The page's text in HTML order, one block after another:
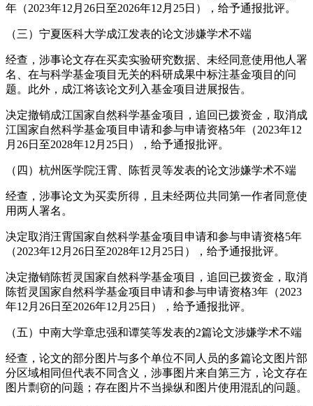
年（2023年12月26日至2026年12月25日），给予通报批评。
（三）宁夏医科大学成江发表的论文涉嫌学术不端
经查，涉事论文存在买卖实验研究数据、未经同意使用他人署
名、在与科学基金项目无关的科研成果中标注基金项目的问
题。此外，成江将该论文列入基金项目进展报告。
决定撤销成江国家自然科学基金项目，追回已拨资金，取消成
江国家自然科学基金项目申请和参与申请资格5年（2023年12
月26日至2028年12月25日），给予通报批评。
（四）杭州医学院汪霄、陈哲灵等发表的论文涉嫌学术不端
经查，涉事论文为买卖所得，且未经两位共同第一作者同意使
用两人署名。
决定取消汪霄国家自然科学基金项目申请和参与申请资格5年
（2023年12月26日至2028年12月25日），给予通报批评。
决定撤销陈哲灵国家自然科学基金项目，追回已拨资金，取消
陈哲灵国家自然科学基金项目申请和参与申请资格3年（2023
年12月26日至2026年12月25日），给予通报批评。
（五）中南大学章忠强和谭笑等发表的2篇论文涉嫌学术不端
经查，论文的部分图片与多个单位不同人员的多篇论文图片部
分区域相同但代表不同含义，涉事图片来自第三方，论文存在
图片剽窃的问题；存在图片不当操纵和图片使用混乱的问题。